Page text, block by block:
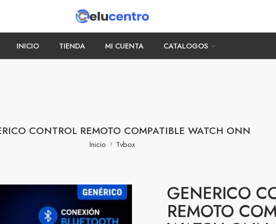
INICIO TIENDA MI CUENTA CATALOGOS
CONTROL REMOTO COMPATIBLE WATCH ONN
Inicio Tvbox
GENERICO
REMOTO